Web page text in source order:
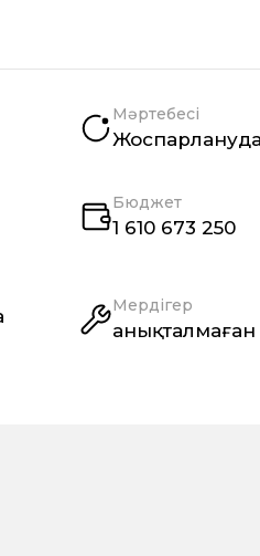
Мәртебесі
Жоспарлануда
Бюджет
1 610 673 250
Мердігер
анықталмаған